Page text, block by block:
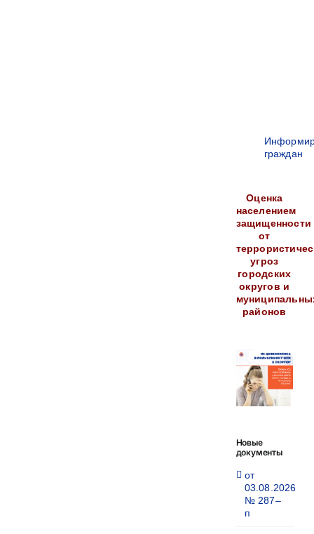
граждан
Оценка
населением
защищенности
от
угроз
городских
округов и
районов
Новые
документы
от
03.08.2026
№ 287–
п